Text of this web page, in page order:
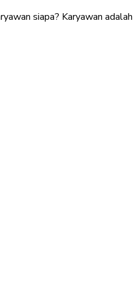
siapa? Karyawan adalah